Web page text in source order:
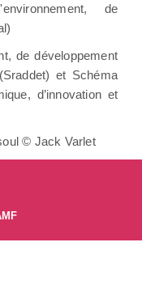
de
de développement
et Schéma
d’innovation et
© Jack Varlet